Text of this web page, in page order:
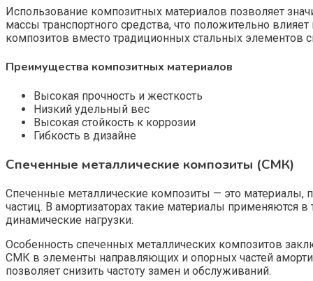
Использование композитных материалов позволяет
массы транспортного средства, что положительно
композитов вместо традиционных стальных элементов
Преимущества композитных материалов
Высокая прочность и жесткость
Низкий удельный вес
Высокая стойкость к коррозии
Гибкость в дизайне
Спеченные металлические композиты (СМК)
Спеченные металлические композиты — это
частиц. В амортизаторах такие материалы применяются
динамические нагрузки.
Особенность спеченных металлических композитов
СМК в элементы направляющих и опорных частей
позволяет снизить частоту замен и обслуживаний.